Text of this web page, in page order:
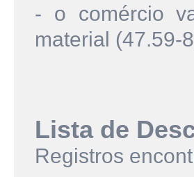
- o comércio
material (47.59-
Lista de
Registros